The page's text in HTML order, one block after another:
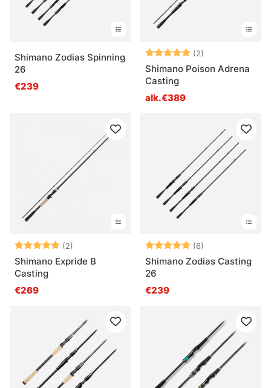
Shimano Zodias Spinning
26
€239
Arvio: (2)
Shimano Poison Adrena
Casting
alk.€389
Arvio: (2)
5.0 5:sta tähdestä
Shimano Expride B
Casting
€269
Arvio: (6)
Shimano Zodias Casting
26
€239